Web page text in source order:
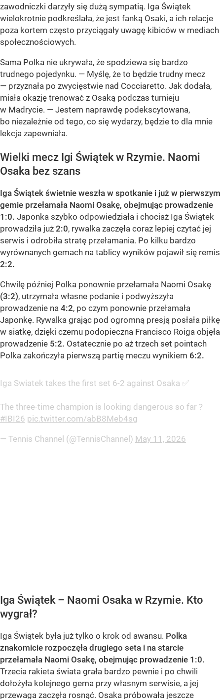
zawodniczki darzyły się dużą sympatią. Iga Świątek
wielokrotnie podkreślała, że jest fanką Osaki, a ich relacje
poza kortem często przyciągały uwagę kibiców w mediach
społecznościowych.
Sama Polka nie ukrywała, że spodziewa się bardzo
trudnego pojedynku. — Myślę, że to będzie trudny mecz
— przyznała po zwycięstwie nad Cocciaretto. Jak dodała,
miała okazję trenować z Osaką podczas turnieju
w Madrycie. — Jestem naprawdę podekscytowana,
bo niezależnie od tego, co się wydarzy, będzie to dla mnie
lekcja zapewniała.
Wielki mecz Igi Świątek w Rzymie. Naomi
Osaka bez szans
Iga Świątek świetnie weszła w spotkanie i już w pierwszym
gemie przełamała Naomi Osakę, obejmując prowadzenie
1:0. Japonka szybko odpowiedziała i chociaż Iga Świątek
prowadziła już 2:0, rywalka zaczęła coraz lepiej czytać jej
serwis i odrobiła stratę przełamania. Po kilku bardzo
wyrównanych gemach na tablicy wyników pojawił się remis
2:2.
Chwilę później Polka ponownie przełamała Naomi Osakę
(3:2), utrzymała własne podanie i podwyższyła
prowadzenie na 4:2, po czym ponownie przełamała
Japonkę. Rywalka grając pod ogromną presją posłała piłkę
w siatkę, dzięki czemu podopieczna Francisco Roiga objęła
prowadzenie 5:2. Ostatecznie po aż trzech set pointach
Polka zakończyła pierwszą partię meczu wynikiem 6:2.
Iga Swiatek takes the first set 6-2 against Osaka ✅
The three-time champion is looking dangerous so far ?
#IBI26 pic.twitter.com/abB8Meb4sg
— Tennis Channel (@TennisChannel) May 11, 2026
Iga Świątek – Naomi Osaka w Rzymie. Kto
wygrał?
Iga Świątek była już tylko o krok od awansu. Polka
znakomicie rozpoczęła drugiego seta i na starcie
przełamała Naomi Osakę, obejmując prowadzenie 1:0.
Trzecia rakieta świata grała bardzo pewnie i po chwili
dołożyła kolejnego gema przy własnym serwisie, a jej
przewaga zaczęła rosnąć. Osaka próbowała jeszcze